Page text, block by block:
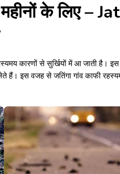
महीनों के लिए –
कारणों से सुर्खियों में आ जाती है।
हैं। इस वजह से जतिंगा गांव काफी